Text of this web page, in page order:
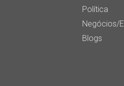
Política
Negócios/
Blogs